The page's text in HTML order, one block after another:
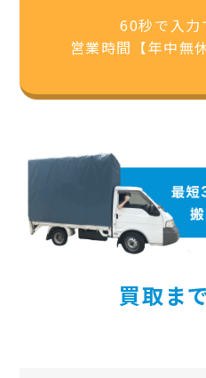
60秒で入力
営業時間【年中無
買取ま